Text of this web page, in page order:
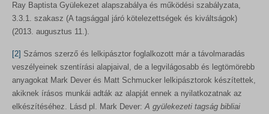
Ray Baptista Gyülekezet alapszabálya és működési szabályzata,
3.3.1. szakasz (A tagsággal járó kötelezettségek és kiváltságok)
(2013. augusztus 11.).
[2] Számos szerző és lelkipásztor foglalkozott már a távolmaradás
veszélyeinek szentírási alapjaival, de a legvilágosabb és legtömörebb
anyagokat Mark Dever és Matt Schmucker lelkipásztorok készítettek,
akiknek írásos munkái adták az alapját ennek a nyilatkozatnak az
elkészítéséhez. Lásd pl. Mark Dever: A gyülekezeti tagság bibliai